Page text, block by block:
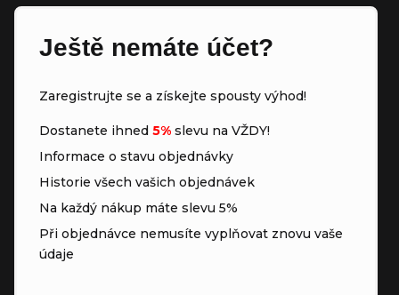
Ještě nemáte účet?
Zaregistrujte se a získejte spousty výhod!
Dostanete ihned 5% slevu na VŽDY!
Informace o stavu objednávky
Historie všech vašich objednávek
Na každý nákup máte slevu 5%
Při objednávce nemusíte vyplňovat znovu vaše
údaje